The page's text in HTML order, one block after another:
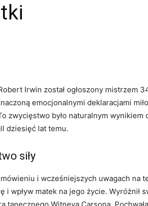
Irwin został ogłoszony mistrzem
emocjonalnymi deklaracjami
zwycięstwo było naturalnym
dziesięć lat temu.
siły
i wcześniejszych uwagach na
i wpływ matek na jego życie. Wyróżnił